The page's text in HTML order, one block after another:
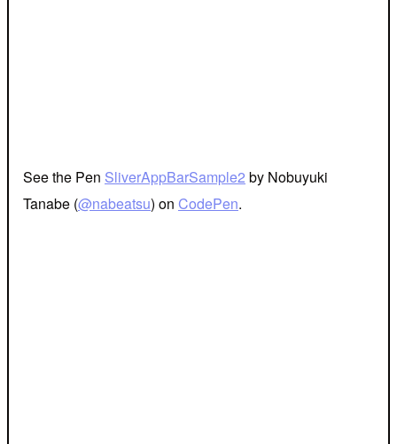
See the Pen SliverAppBarSample2 by Nobuyuki
Tanabe (@nabeatsu) on CodePen.